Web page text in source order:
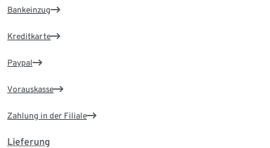
Bankeinzug
Kreditkarte
Paypal
Vorauskasse
Zahlung in der Filiale
Lieferung